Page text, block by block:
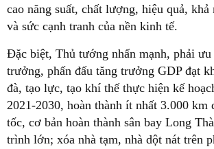
cao năng suất, chất lượng, hiệu quả, khả
và sức cạnh tranh của nền kinh tế.
Đặc biệt, Thủ tướng nhấn mạnh, phải ưu
trưởng, phấn đấu tăng trưởng GDP đạt
đà, tạo lực, tạo khí thế thực hiện kế
2021-2030, hoàn thành ít nhất 3.000 km
tốc, cơ bản hoàn thành sân bay Long
trình lớn; xóa nhà tạm, nhà dột nát trên